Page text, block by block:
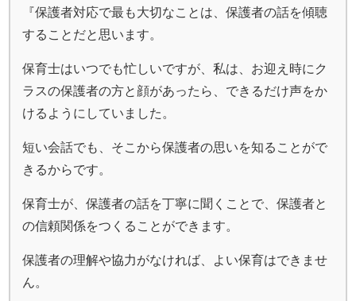
『保護者対応で最も大切なことは、保護者の話を傾聴
することだと思います。
保育士はいつでも忙しいですが、私は、お迎え時にク
ラスの保護者の方と顔があったら、できるだけ声をか
けるようにしていました。
短い会話でも、そこから保護者の思いを知ることがで
きるからです。
保育士が、保護者の話を丁寧に聞くことで、保護者と
の信頼関係をつくることができます。
保護者の理解や協力がなければ、よい保育はできませ
ん。